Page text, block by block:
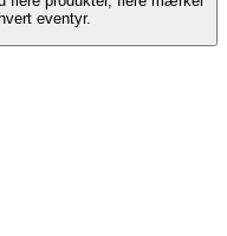
eventyr.